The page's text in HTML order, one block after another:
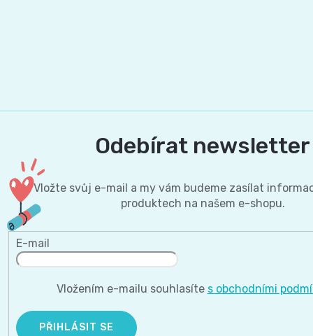
Odebírat newsletter
Vložte svůj e-mail a my vám budeme zasílat
produktech na našem e-shopu.
E-mail
Vložením e-mailu souhlasíte s obchodními
PŘIHLÁSIT SE